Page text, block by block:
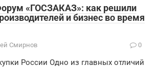
«ГОСЗАКАЗ»: как решили
и бизнес во время
Смирнов 0
России Одно из главных отличий